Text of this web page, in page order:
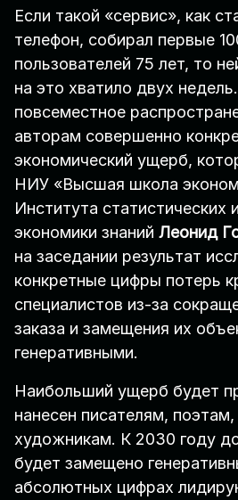
Если такой «сервис», как
телефон, собирал первые
пользователей 75 лет, то
на это хватило двух
повсеместное
авторам совершенно
экономический ущерб,
НИУ «Высшая школа
Института статистических
экономики знаний Леонид
на заседании результат
конкретные цифры потерь
специалистов из-за
заказа и замещения их
генеративными.
Наибольший ущерб будет
нанесен писателям,
художникам. К 2030 году
будет замещено
абсолютных цифрах